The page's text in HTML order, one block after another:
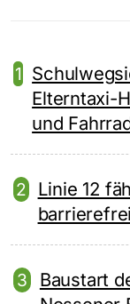
Elterntaxi-
und
Linie 12
Baustart